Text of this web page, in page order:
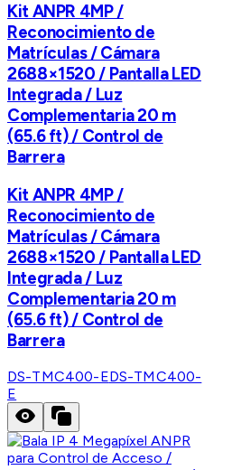
Kit ANPR 4MP /
Reconocimiento de
Matrículas / Cámara
2688×1520 / Pantalla LED
Integrada / Luz
Complementaria 20 m
(65.6 ft) / Control de
Barrera
Kit ANPR 4MP /
Reconocimiento de
Matrículas / Cámara
2688×1520 / Pantalla LED
Integrada / Luz
Complementaria 20 m
(65.6 ft) / Control de
Barrera
DS-TMC400-EDS-TMC400-
E